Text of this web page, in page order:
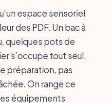
espace sensoriel
des PDF. Un bac à
quelques pots de
s’occupe tout seul.
préparation, pas
On range ce
équipements